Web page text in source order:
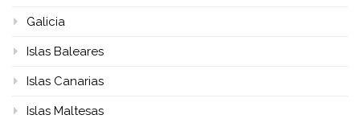
Galicia
Islas Baleares
Islas Canarias
Islas Maltesas